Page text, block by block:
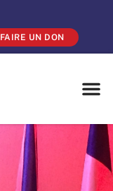
FAIRE UN DON